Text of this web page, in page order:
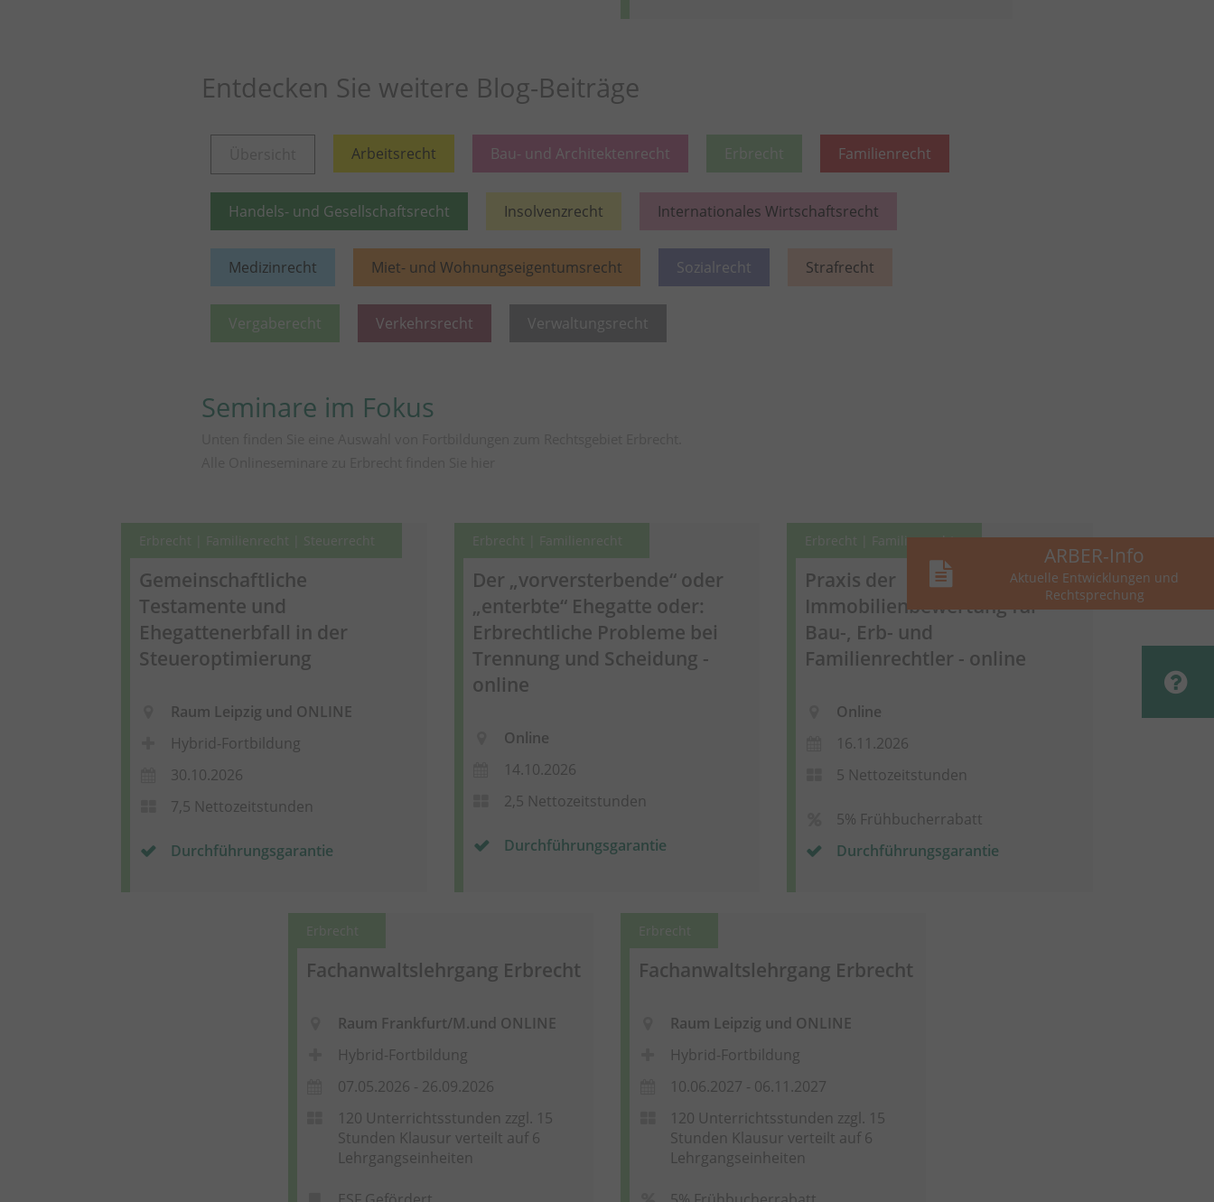
Entdecken Sie weitere Blog-Beiträge
Arbeitsrecht Bau- und Architektenrecht Familienrecht
Handels- und Gesellschaftsrecht Insolvenzrecht Internationales Wirtschaftsrecht
Medizinrecht Miet- und Wohnungseigentumsrecht Sozialrecht Strafrecht
Vergaberecht Verkehrsrecht Verwaltungsrecht
Seminare im Fokus
Gemeinschaftliche
Testamente und
Ehegattenerbfall in der
Steueroptimierung
Raum Leipzig und ONLINE
Hybrid-Fortbildung
30.10.2026
7,5 Nettozeitstunden
Durchführungsgarantie
Der „vorversterbende“ oder
„enterbte“ Ehegatte oder:
Erbrechtliche Probleme bei
Trennung und Scheidung -
online
Online
14.10.2026
2,5 Nettozeitstunden
Durchführungsgarantie
Erbrecht | Familienrecht
Praxis der
Immobilienbewertung für
Bau-, Erb- und
Familienrechtler - online
Online
16.11.2026
5 Nettozeitstunden
5% Frühbucherrabatt
Durchführungsgarantie
Fachanwaltslehrgang Erbrecht
Raum Frankfurt/M.und ONLINE
Hybrid-Fortbildung
07.05.2026 - 26.09.2026
120 Unterrichtsstunden zzgl. 15
Stunden Klausur verteilt auf 6
Lehrgangseinheiten
Fachanwaltslehrgang Erbrecht
Raum Leipzig und ONLINE
Hybrid-Fortbildung
10.06.2027 - 06.11.2027
120 Unterrichtsstunden zzgl. 15
Stunden Klausur verteilt auf 6
Lehrgangseinheiten
ARBER-Info
Aktuelle Entwicklungen und
Rechtsprechung